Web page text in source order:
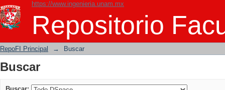
https://www.ingenieria.unam.mx
Repositorio
Buscar
RepoFI Principal → Buscar
Buscar